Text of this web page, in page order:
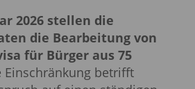
2026 stellen die
die Bearbeitung von
für Bürger aus 75
Einschränkung betrifft